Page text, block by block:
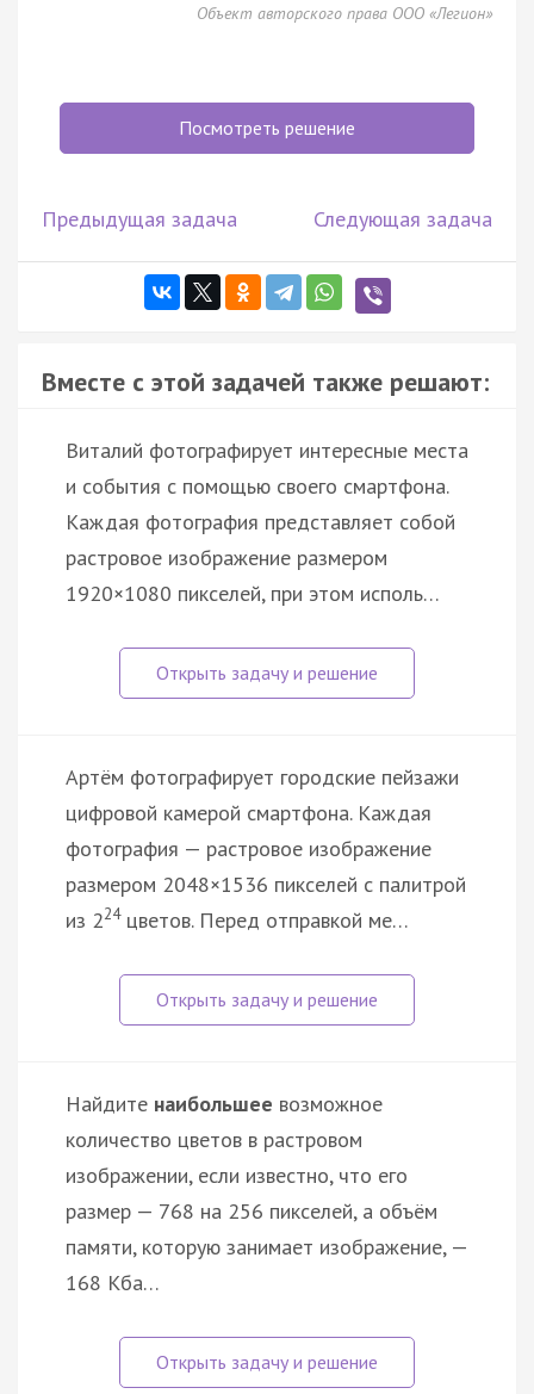
Объект авторского права ООО «Легион»
Посмотреть решение
Предыдущая задача Следующая задача
Вместе с этой задачей также решают:
Виталий фотографирует интересные места
и события с помощью своего смартфона.
Каждая фотография представляет собой
растровое изображение размером
1920×1080 пикселей, при этом исполь…
Артём фотографирует городские пейзажи
цифровой камерой смартфона. Каждая
фотография — растровое изображение
размером 2048×1536 пикселей с палитрой
из 224цветов. Перед отправкой ме…
Найдите наибольшее возможное
количество цветов в растровом
изображении, если известно, что его
размер — 768 на 256 пикселей, а объём
памяти, которую занимает изображение, —
168 Кба…